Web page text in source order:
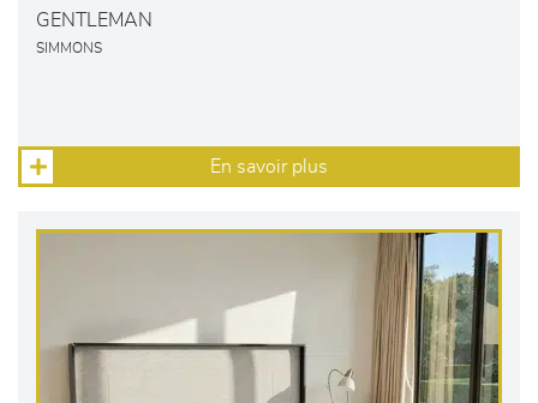
GENTLEMAN
SIMMONS
En savoir plus